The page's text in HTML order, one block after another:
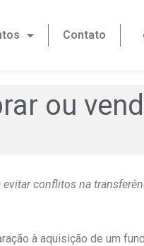
Contato
ou
conflitos na
à aquisição de um